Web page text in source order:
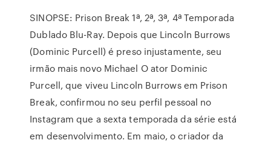
SINOPSE: Prison Break 1ª, 2ª, 3ª, 4ª Temporada
Dublado Blu-Ray. Depois que Lincoln Burrows
(Dominic Purcell) é preso injustamente, seu
irmão mais novo Michael O ator Dominic
Purcell, que viveu Lincoln Burrows em Prison
Break, confirmou no seu perfil pessoal no
Instagram que a sexta temporada da série está
em desenvolvimento. Em maio, o criador da